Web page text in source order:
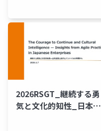
2026RSGT_継続する勇
気と文化的知性_日本企